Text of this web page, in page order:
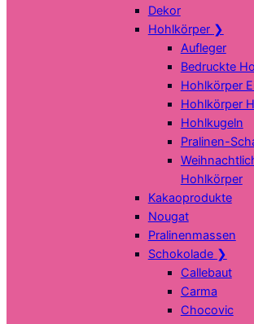
Dekor
Hohlkörper ❯
Aufleger
Bedruckte
Hohlkörper
Hohlkörper
Hohlkugeln
Pralinen-
Hohlkörper
Kakaoprodukte
Nougat
Pralinenmassen
Schokolade ❯
Callebaut
Carma
Chocovic